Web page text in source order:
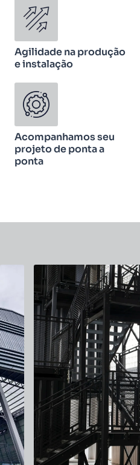
Agilidade na produção
e instalação
Acompanhamos seu
projeto de ponta a
ponta